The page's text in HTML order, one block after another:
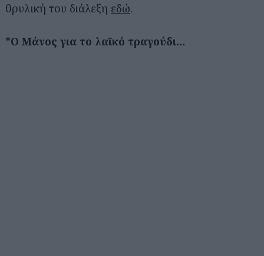
θρυλική του διάλεξη εδώ.
*Ο Μάνος για το λαϊκό τραγούδι…